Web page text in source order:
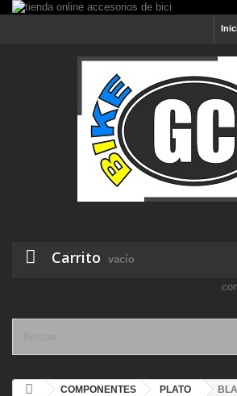
Carrito vacío
COMPONENTES PLATO